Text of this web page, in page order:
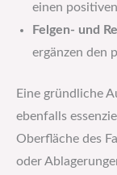
einen
Felgen- und
ergänzen den
Eine gründliche
ebenfalls
Oberfläche des
oder